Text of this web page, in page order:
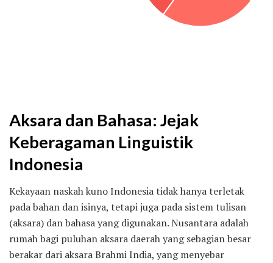
Aksara dan Bahasa: Jejak
Keberagaman Linguistik
Indonesia
Kekayaan naskah kuno Indonesia tidak hanya terletak
pada bahan dan isinya, tetapi juga pada sistem tulisan
(aksara) dan bahasa yang digunakan. Nusantara adalah
rumah bagi puluhan aksara daerah yang sebagian besar
berakar dari aksara Brahmi India, yang menyebar